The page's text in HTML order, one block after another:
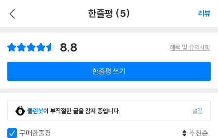
한줄평 (5) 리뷰
8.8 혜택 및 유의사항
한줄평 쓰기
클린봇이 부적절한 글을 감지 중입니다. 설정
구매한줄평 추천순